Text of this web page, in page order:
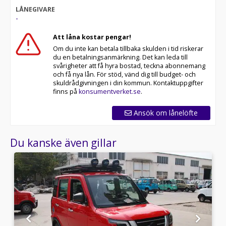
LÅNEGIVARE
-
Att låna kostar pengar!
Om du inte kan betala tillbaka skulden i tid riskerar
du en betalningsanmärkning. Det kan leda till
svårigheter att få hyra bostad, teckna abonnemang
och få nya lån. För stöd, vänd dig till budget- och
skuldrådgivningen i din kommun. Kontaktuppgifter
finns på konsumentverket.se.
Ansök om lånelöfte
Du kanske även gillar